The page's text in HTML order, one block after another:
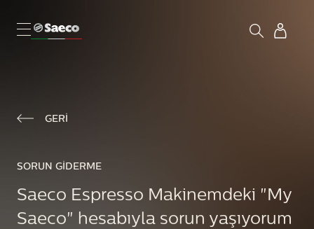
GERI
SORUN GIDERME
Saeco Espresso Makinemdeki "My
Saeco" hesabıyla sorun yaşıyorum